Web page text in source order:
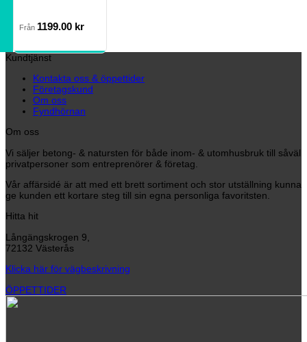
Från 1199.00 kr
Kundtjänst
Kontakta oss & öppettider
Företagskund
Om oss
Fyndhörnan
Om oss
Vi säljer betong- & natursten för både inom- & utomhusbruk till såväl
privatpersoner som entreprenörer & företag.
Vår affärsidé är att med ett brett sortiment och stor utställning kunna
ge kunden ett kortare steg till sin egna personliga favoritsten.
Hitta hit
Långängskrogen 9,
72132 Västerås
Klicka här för vägbeskrivning
ÖPPETTIDER